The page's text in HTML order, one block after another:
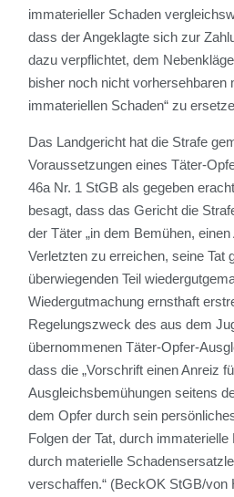
immaterieller Schaden
dass der Angeklagte sich zur
dazu verpflichtet, dem
bisher noch nicht vorhersehbaren
immateriellen Schaden“ zu
Das Landgericht hat die Strafe
Voraussetzungen eines Täter-
46a Nr. 1 StGB als gegeben
besagt, dass das Gericht die
der Täter „in dem Bemühen,
Verletzten zu erreichen, seine Tat
überwiegenden Teil
Wiedergutmachung ernsthaft
Regelungszweck des aus dem
übernommenen Täter-Opfer-
dass die „Vorschrift einen Anreiz
Ausgleichsbemühungen seitens
dem Opfer durch sein
Folgen der Tat, durch
durch materielle
verschaffen.“ (BeckOK StGB/von